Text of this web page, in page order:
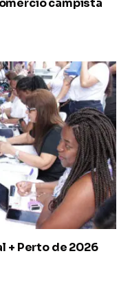
campista
+ Perto de 2026